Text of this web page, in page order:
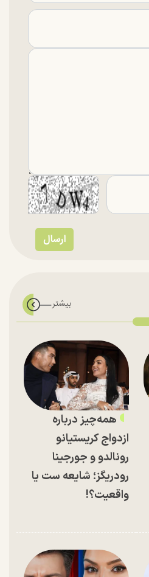
همه‌چیز درباره
ازدواج کریستیانو
رونالدو و جورجینا
رودریگز؛ شایعه ست یا
واقعیت؟!